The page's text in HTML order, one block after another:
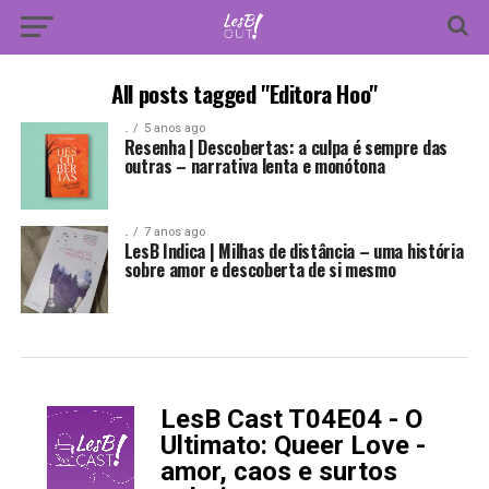
All posts tagged "Editora Hoo"
. 5 anos ago
Resenha | Descobertas: a culpa é sempre das
outras – narrativa lenta e monótona
. 7 anos ago
LesB Indica | Milhas de distância – uma história
sobre amor e descoberta de si mesmo
LesB Cast T04E04 - O
Ultimato: Queer Love -
amor, caos e surtos
-